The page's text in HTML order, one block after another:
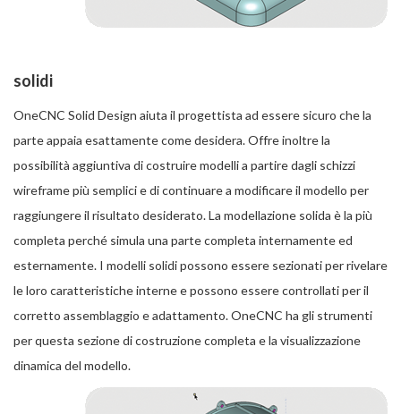
solidi
OneCNC Solid Design aiuta il progettista ad essere sicuro che la
parte appaia esattamente come desidera. Offre inoltre la
possibilità aggiuntiva di costruire modelli a partire dagli schizzi
wireframe più semplici e di continuare a modificare il modello per
raggiungere il risultato desiderato. La modellazione solida è la più
completa perché simula una parte completa internamente ed
esternamente. I modelli solidi possono essere sezionati per rivelare
le loro caratteristiche interne e possono essere controllati per il
corretto assemblaggio e adattamento. OneCNC ha gli strumenti
per questa sezione di costruzione completa e la visualizzazione
dinamica del modello.